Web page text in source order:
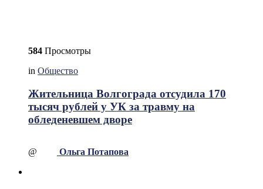
584 Просмотры
in Общество
Жительница Волгограда отсудила 170
тысяч рублей у УК за травму на
обледеневшем дворе
@ Ольга Потапова